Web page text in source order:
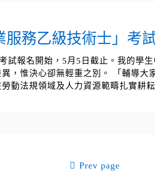
務乙級技術士」考
試報名開始，5月5日截止。我的學
，惟決心卻無輕重之別。 「輔導
動法規領域及人力資源範疇扎實耕
Prev page